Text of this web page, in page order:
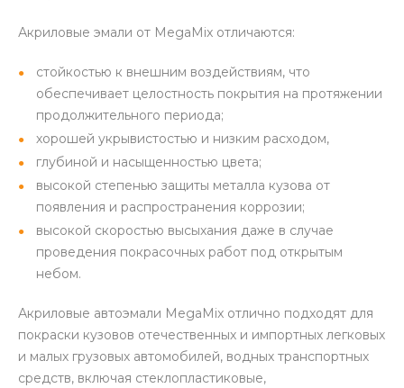
Акриловые эмали от MegaMix отличаются:
стойкостью к внешним воздействиям, что
обеспечивает целостность покрытия на протяжении
продолжительного периода;
хорошей укрывистостью и низким расходом,
глубиной и насыщенностью цвета;
высокой степенью защиты металла кузова от
появления и распространения коррозии;
высокой скоростью высыхания даже в случае
проведения покрасочных работ под открытым
небом.
Акриловые автоэмали MegaMix отлично подходят для
покраски кузовов отечественных и импортных легковых
и малых грузовых автомобилей, водных транспортных
средств, включая стеклопластиковые,